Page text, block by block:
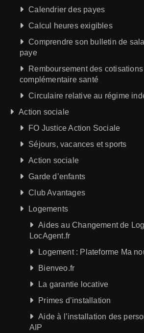
Calendrier des payes
Calcul heures exigibles
Comprendre son bulletin de
paye
Remboursement des
complémentaire santé
Circulaire relative au régime
Action sociale
FO Justice Action Sociale
Séjours, vacances et sports
Action sociale
Garde d’enfants
Club Avantages
Logements
Aides au Changement de
LocAgent.fr
Logement : Plateforme Ma
Bienveo.fr
La garantie locative
Primes d’installation
Aide à l’installation des
AIP